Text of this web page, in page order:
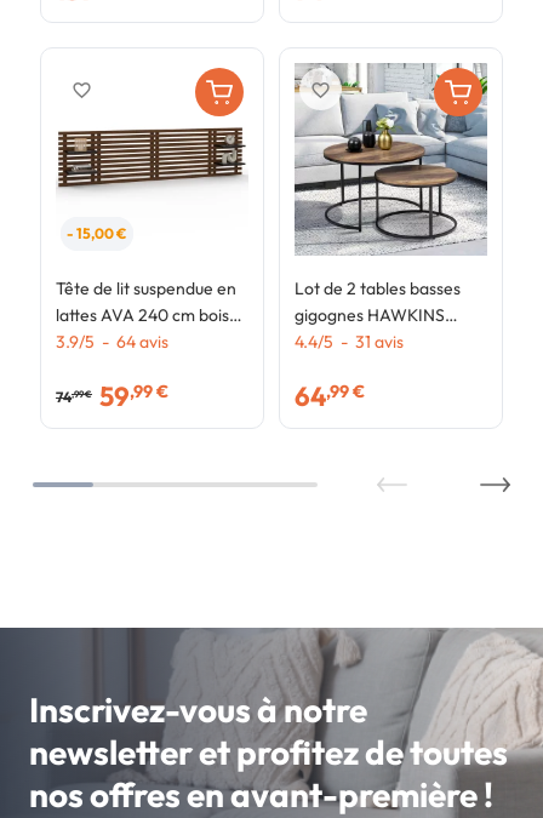
- 15,00 €
Tête de lit suspendue en
lattes AVA 240 cm bois
vieilli et étagères noires
3.9/5 - 64avis
74,99 € 59,99 €
favorite_border
Lot de 2 tables basses
gigognes HAWKINS
rondes 54/70 bois foncé
4.4/5 - 31 avis
64,99 €
favorite_border
Inscrivez-vous à notre
newsletter et profitez de toutes
nos offres en avant-première !